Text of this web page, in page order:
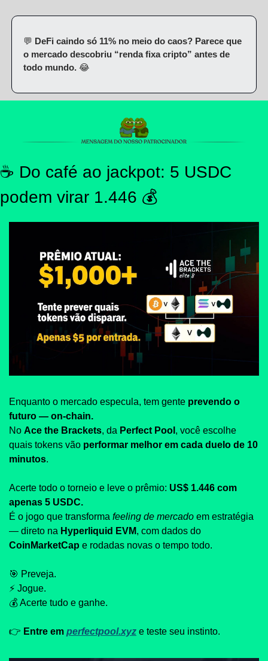
💬 DeFi caindo só 11% no meio do caos? Parece que
o mercado descobriu “renda fixa cripto” antes de
todo mundo. 😂
☕ Do café ao jackpot: 5 USDC
podem virar 1.446 💰
Enquanto o mercado especula, tem gente prevendo o
futuro — on-chain.
No Ace the Brackets, da Perfect Pool , você escolhe
quais tokens vão performar melhor em cada duelo de 10
minutos.
Acerte todo o torneio e leve o prêmio: US$ 1.446 com
apenas 5 USDC.
É o jogo que transforma feeling de mercado em estratégia
— direto na Hyperliquid EVM
CoinMarketCap e rodadas novas o tempo todo.
🎯 Preveja.
⚡ Jogue.
💰 Acerte tudo e ganhe.
👉 Entre em perfectpool.xyz e teste seu instinto.